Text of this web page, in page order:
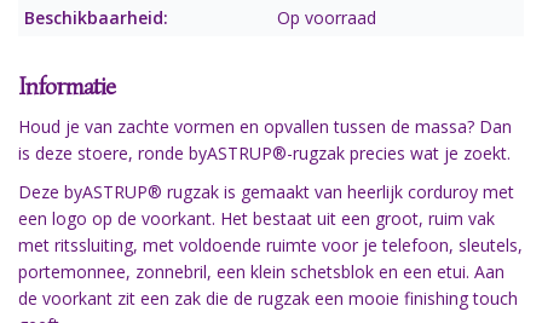
Beschikbaarheid:
Op voorraad
Informatie
Houd je van zachte vormen en opvallen tussen de massa? Dan
is deze stoere, ronde byASTRUP®-rugzak precies wat je zoekt.
Deze byASTRUP® rugzak is gemaakt van heerlijk corduroy met
een logo op de voorkant. Het bestaat uit een groot, ruim vak
met ritssluiting, met voldoende ruimte voor je telefoon, sleutels,
portemonnee, zonnebril, een klein schetsblok en een etui. Aan
de voorkant zit een zak die de rugzak een mooie finishing touch